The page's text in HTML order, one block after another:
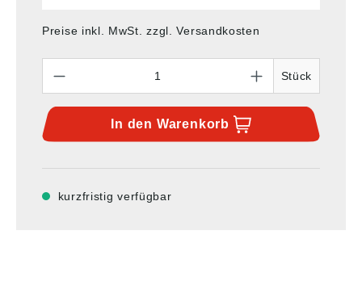
Preise inkl. MwSt. zzgl. Versandkosten
Stück
In den Warenkorb
kurzfristig verfügbar